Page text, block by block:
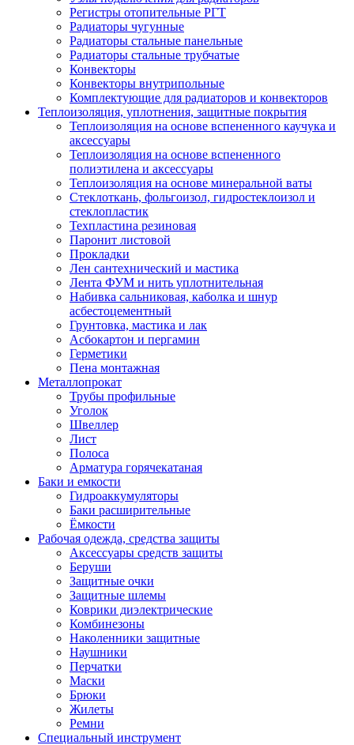
Регистры отопительные РГТ
Радиаторы чугунные
Радиаторы стальные панельные
Радиаторы стальные трубчатые
Конвекторы
Конвекторы внутрипольные
Комплектующие для радиаторов и конвекторов
Теплоизоляция, уплотнения, защитные покрытия
Теплоизоляция на основе вспененного каучука и
аксессуары
Теплоизоляция на основе вспененного
полиэтилена и аксессуары
Теплоизоляция на основе минеральной ваты
Стеклоткань, фольгоизол, гидростеклоизол и
стеклопластик
Техпластина резиновая
Паронит листовой
Прокладки
Лен сантехнический и мастика
Лента ФУМ и нить уплотнительная
Набивка сальниковая, каболка и шнур
асбестоцементный
Грунтовка, мастика и лак
Асбокартон и пергамин
Герметики
Пена монтажная
Металлопрокат
Трубы профильные
Уголок
Швеллер
Лист
Полоса
Арматура горячекатаная
Баки и емкости
Гидроаккумуляторы
Баки расширительные
Ёмкости
Рабочая одежда, средства защиты
Аксессуары средств защиты
Беруши
Защитные очки
Защитные шлемы
Коврики диэлектрические
Комбинезоны
Наколенники защитные
Наушники
Перчатки
Маски
Брюки
Жилеты
Ремни
Специальный инструмент